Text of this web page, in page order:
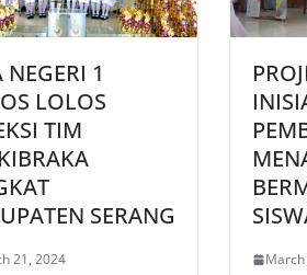
NEGERI 1
LOLOS
TIM
SERANG
21, 2024